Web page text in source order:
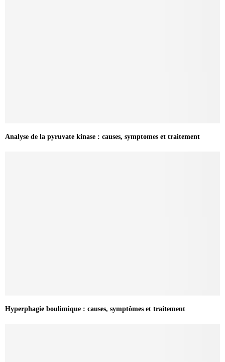
Analyse de la pyruvate kinase : causes, symptomes et traitement
Hyperphagie boulimique : causes, symptômes et traitement